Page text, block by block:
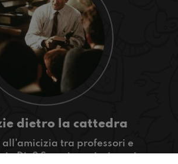
dietro la cattedra
all'amicizia tra professori e
in Dio? Scopriamo insieme i